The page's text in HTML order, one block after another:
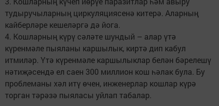
тудыручыларның циркуляциясенә китерә. Аларның
кайберләре кешеләргә дә йога.
4. Кошларның күрү сәләте шундый – алар үтә
күренмәле пыяланы каршылык, киртә дип кабул
итмиләр. Үтә күренмәле каршылыклар белән бәрелешү
нәтиҗәсендә ел саен 300 миллион кош һәлак була. Бу
проблеманы хәл итү өчен, инженерлар кошлар күрә
торган тәрәзә пыяласы уйлап табалар.